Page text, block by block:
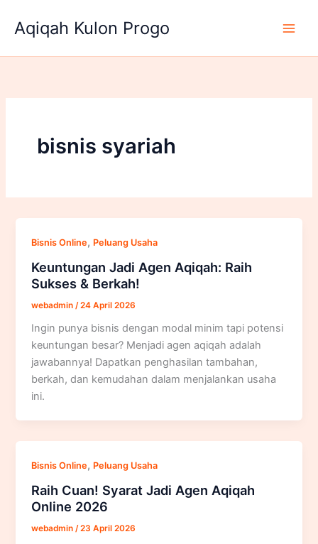
konten
Aqiqah Kulon Progo
bisnis syariah
Bisnis Online, Peluang Usaha
Keuntungan Jadi Agen Aqiqah: Raih
Sukses & Berkah!
webadmin /24 April 2026
Ingin punya bisnis dengan modal minim tapi potensi
keuntungan besar? Menjadi agen aqiqah adalah
jawabannya! Dapatkan penghasilan tambahan,
berkah, dan kemudahan dalam menjalankan usaha
ini.
Bisnis Online, Peluang Usaha
Raih Cuan! Syarat Jadi Agen Aqiqah
Online 2026
webadmin/23 April 2026